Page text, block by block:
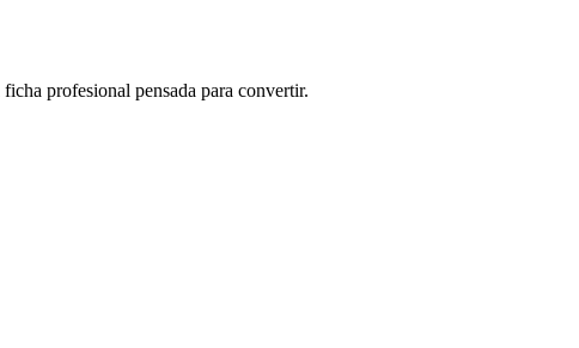
profesional pensada para convertir.